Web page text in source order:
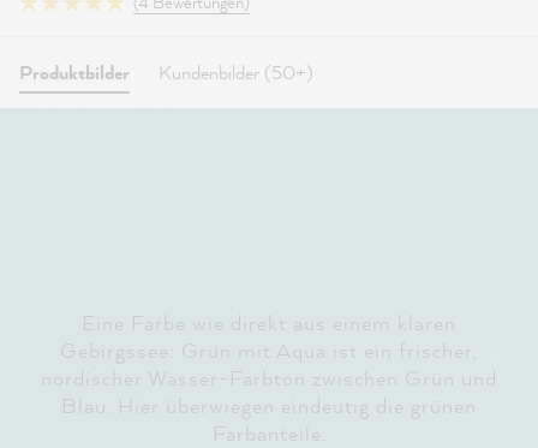
Produktbilder Kundenbilder (50+)
Eine Farbe wie direkt aus einem klaren
Gebirgssee: Grün mit Aqua ist ein frischer,
nordischer Wasser-Farbton zwischen Grün und
Blau. Hier überwiegen eindeutig die grünen
Farbanteile.